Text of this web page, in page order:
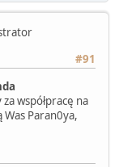
#91
współpracę na
Was Paran0ya,